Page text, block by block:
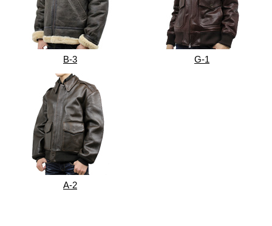
B-3 G-1
A-2